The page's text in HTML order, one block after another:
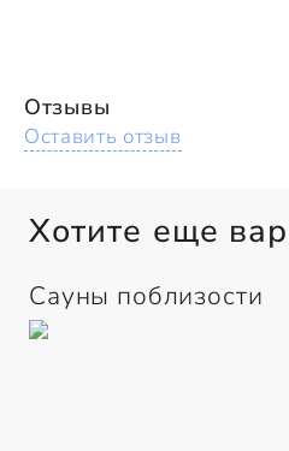
Отзывы
Оставить отзыв
Хотите еще
Сауны поблизости